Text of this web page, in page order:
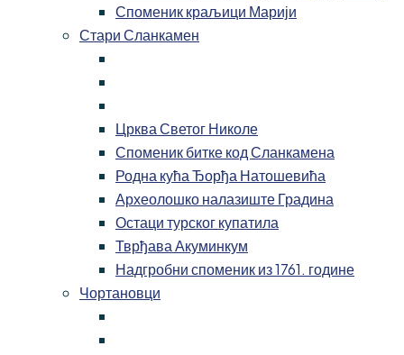
Споменик краљици Марији
Стари Сланкамен
Црква Светог Николе
Споменик битке код Сланкамена
Родна кућа Ђорђа Натошевића
Археолошко налазиште Градина
Остаци турског купатила
Тврђава Акуминкум
Надгробни споменик из 1761. године
Чортановци